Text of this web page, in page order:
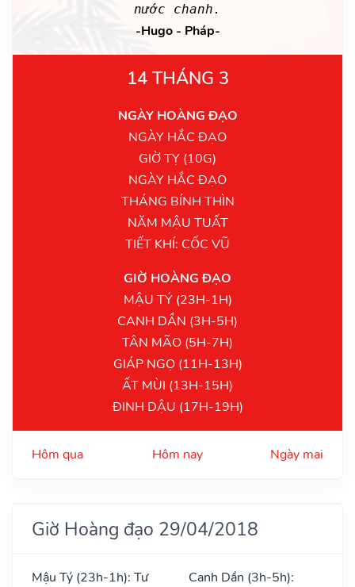
nước chanh.
-Hugo - Pháp-
14 THÁNG 3
NGÀY HOÀNG ĐẠO
NGÀY HẮC ĐẠO
GIỜ TỴ (10G)
NGÀY HẮC ĐẠO
THÁNG BÍNH THÌN
NĂM MẬU TUẤT
TIẾT KHÍ: CỐC VŨ
GIỜ HOÀNG ĐẠO
MẬU TÝ (23H-1H)
CANH DẦN (3H-5H)
TÂN MÃO (5H-7H)
GIÁP NGỌ (11H-13H)
ẤT MÙI (13H-15H)
ĐINH DẬU (17H-19H)
Hôm qua Hôm nay Ngày mai
Giờ Hoàng đạo 29/04/2018
Mậu Tý (23h-1h): Tư
Canh Dần (3h-5h):